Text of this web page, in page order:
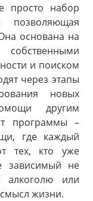
просто набор
позволяющая
основана на
и поиском
через этапы
новых
другим
программы –
где каждый
тех, кто уже
зависимый не
алкоголю или
жизни.